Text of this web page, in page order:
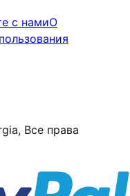
с намиО
Все права